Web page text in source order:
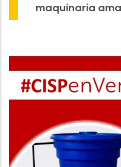
maquinaria